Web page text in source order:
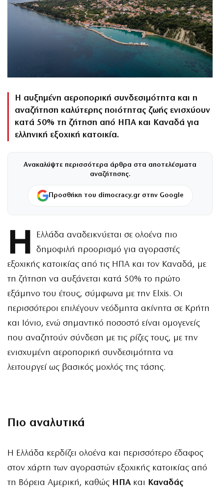
Η αυξημένη αεροπορική συνδεσιμότητα και η
αναζήτηση καλύτερης ποιότητας ζωής ενισχύουν
κατά 50% τη ζήτηση από ΗΠΑ και Καναδά για
ελληνική εξοχική κατοικία.
Ανακαλύψτε περισσότερα άρθρα στα αποτελέσματα
αναζήτησης.
Προσθήκη του dimocracy.gr στην Google
Η
Ελλάδα αναδεικνύεται σε ολοένα πιο
δημοφιλή προορισμό για αγοραστές
εξοχικής κατοικίας από τις ΗΠΑ και τον Καναδά, με
τη ζήτηση να αυξάνεται κατά 50% το πρώτο
εξάμηνο του έτους, σύμφωνα με την Elxis. Οι
περισσότεροι επιλέγουν νεόδμητα ακίνητα σε Κρήτη
και Ιόνιο, ενώ σημαντικό ποσοστό είναι ομογενείς
που αναζητούν σύνδεση με τις ρίζες τους, με την
ενισχυμένη αεροπορική συνδεσιμότητα να
λειτουργεί ως βασικός μοχλός της τάσης.
Πιο αναλυτικά
Η Ελλάδα κερδίζει ολοένα και περισσότερο έδαφος
στον χάρτη των αγοραστών εξοχικής κατοικίας από
τη Βόρεια Αμερική, καθώς ΗΠΑ και Καναδάς